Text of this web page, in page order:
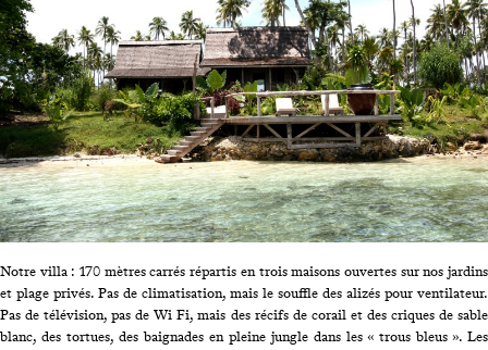
Notre villa : 170 mètres carrés répartis en trois maisons ouvertes sur nos jardins
et plage privés. Pas de climatisation, mais le souffle des alizés pour ventilateur.
Pas de télévision, pas de Wi Fi, mais des récifs de corail et des criques de sable
blanc, des tortues, des baignades en pleine jungle dans les « trous bleus ». Les